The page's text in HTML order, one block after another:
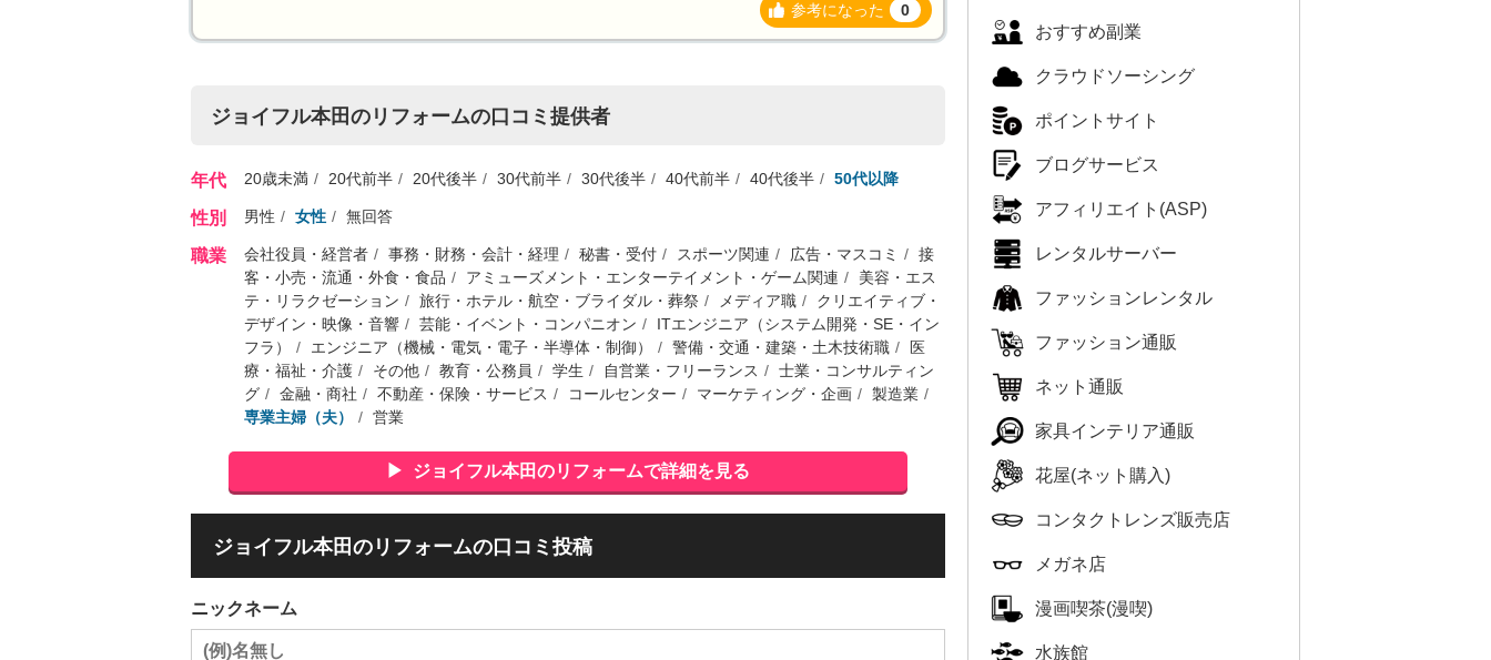
参考になった 0
ジョイフル本田のリフォームの口コミ提供者
年代 20歳未満 20代前半 20代後半 30代前半 30代後半 40代前半 40代後半 50代以降
性別 男性 女性 無回答
職業 会社役員・経営者 事務・財務・会計・経理 秘書・受付 スポーツ関連 広告・マスコミ
接
客・小売・流通・外食・食品
アミューズメント・エンターテイメント・ゲーム関連
美容・エス
テ・リラクゼーション
旅行・ホテル・航空・ブライダル・葬祭 メディア職
クリエイティブ・
デザイン・映像・音響
芸能・イベント・コンパニオン
ITエンジニア（システム開発・SE・イン
フラ）
エンジニア（機械・電気・電子・半導体・制御） 警備・交通・建築・土木技術職
医
療・福祉・介護
その他 教育・公務員 学生 自営業・フリーランス
士業・コンサルティン
グ
金融・商社 不動産・保険・サービス コールセンター マーケティング・企画
製造業
専業主婦（夫）
営業
ジョイフル本田のリフォームで詳細を見る
ジョイフル本田のリフォームの口コミ投稿
ニックネーム
おすすめ副業
クラウドソーシング
ポイントサイト
ブログサービス
アフィリエイト(ASP)
レンタルサーバー
ファッションレンタル
ファッション通販
ネット通販
家具インテリア通販
花屋(ネット購入)
コンタクトレンズ販売店
メガネ店
漫画喫茶(漫喫)
水族館